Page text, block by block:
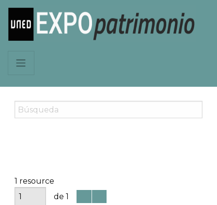
1 resource
de 1